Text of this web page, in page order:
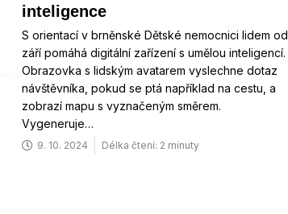
inteligence
S orientací v brněnské Dětské nemocnici lidem od
září pomáhá digitální zařízení s umělou inteligencí.
Obrazovka s lidským avatarem vyslechne dotaz
návštěvníka, pokud se ptá například na cestu, a
zobrazí mapu s vyznačeným směrem.
Vygeneruje…
9. 10. 2024 Délka čtení: 2 minuty